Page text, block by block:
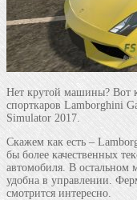
Нет крутой машины?
спорткаров Lamborghini
Simulator 2017.
Скажем как есть –
бы более качественных
автомобиля. В остальном
удобна в управлении.
смотрится интересно.